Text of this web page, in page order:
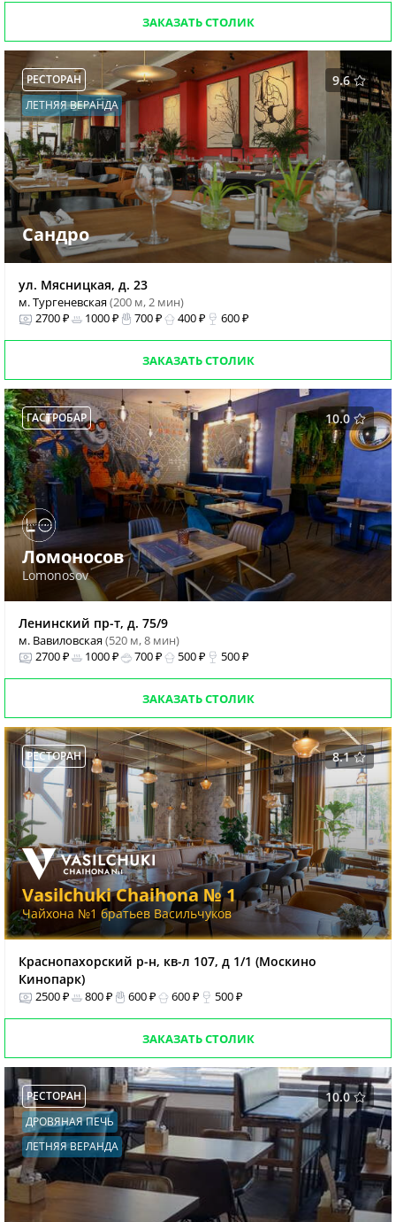
ЗАКАЗАТЬ СТОЛИК
9.6
РЕСТОРАН
ЛЕТНЯЯ ВЕРАНДА
Сандро
ул. Мясницкая, д. 23
м. Тургеневская(200 м, 2 мин)
2700 ₽
1000 ₽ 700 ₽ 400 ₽ 600 ₽
ЗАКАЗАТЬ СТОЛИК
10.0
ГАСТРОБАР
Ломоносов
Lomonosov
Ленинский пр-т, д. 75/9
м. Вавиловская(520 м, 8 мин)
2700 ₽
1000 ₽ 700 ₽ 500 ₽ 500 ₽
ЗАКАЗАТЬ СТОЛИК
8.1
РЕСТОРАН
Vasilchuki Chaihona № 1
Чайхона №1 братьев Васильчуков
Краснопахорский р-н, кв-л 107, д 1/1 (Москино
Кинопарк)
2500 ₽ 800 ₽ 600 ₽ 600 ₽ 500 ₽
ЗАКАЗАТЬ СТОЛИК
10.0
РЕСТОРАН
ДРОВЯНАЯ ПЕЧЬ
ЛЕТНЯЯ ВЕРАНДА